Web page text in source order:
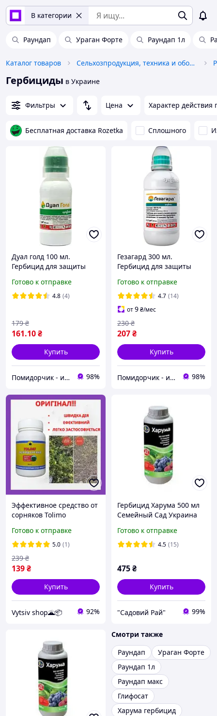
В категории
Раундап Ураган Форте Раундап 1л
Каталог товаров Сельхозпродукция, техника и оборудование
Гербициды в Украине
Фильтры Цена Характер действия
Бесплатная доставка Rozetka Сплошного
Дуал голд 100 мл.
Гербицид для защиты
капусты, арбузов и табака
Готово к отправке
4.8 (4)
161.10₴
179 ₴
Купить
Помидорчик - интернет магазин средств защиты растений 98%
Гезагард 300 мл.
Гербицид для защиты
картофеля от сорняков
Готово к отправке
4.7 (14)
от9₴/мес
207₴
230 ₴
Купить
Помидорчик - интернет магазин средств защиты растений 98%
Эффективное средство от
сорняков Tolimo
Готово к отправке
5.0 (1)
139₴
239 ₴
Купить
Vytsiv shop🌋📦 92%
Гербицид Харума 500 мл
Семейный Сад Украина
Готово к отправке
4.5 (15)
475₴
Купить
"Садовий Рай" 99%
Смотри также
Раундап
Ураган Форте
Раундап 1л
Раундап макс
Глифосат
Харума гербицид